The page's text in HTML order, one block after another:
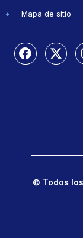
Mapa de sitio
© Todos